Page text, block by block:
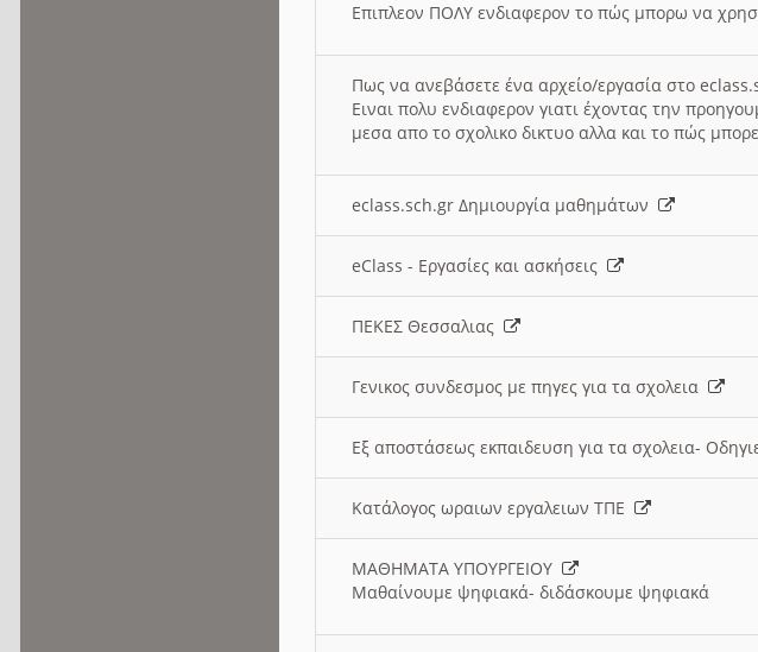
Επιπλεον ΠΟΛΥ ενδιαφερον το πώς μπορω να
Πως να ανεβάσετε ένα αρχείο/εργασία στο
Ειναι πολυ ενδιαφερον γιατι έχοντας την
μεσα απο το σχολικο δικτυο αλλα και το πώς
eclass.sch.gr Δημιουργία μαθημάτων
eClass - Εργασίες και ασκήσεις
ΠΕΚΕΣ Θεσσαλιας
Γενικος συνδεσμος με πηγες για τα σχολεια
Εξ αποστάσεως εκπαιδευση για τα σχολεια-
Κατάλογος ωραιων εργαλειων ΤΠΕ
ΜΑΘΗΜΑΤΑ ΥΠΟΥΡΓΕΙΟΥ
Μαθαίνουμε ψηφιακά- διδάσκουμε ψηφιακά